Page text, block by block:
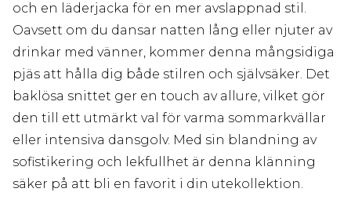
och en läderjacka för en mer avslappnad stil.
Oavsett om du dansar natten lång eller njuter av
drinkar med vänner, kommer denna mångsidiga
pjäs att hålla dig både stilren och självsäker. Det
baklösa snittet ger en touch av allure, vilket gör
den till ett utmärkt val för varma sommarkvällar
eller intensiva dansgolv. Med sin blandning av
sofistikering och lekfullhet är denna klänning
säker på att bli en favorit i din utekollektion.